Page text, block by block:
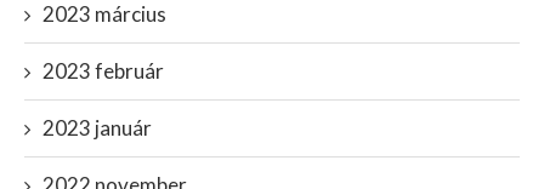
2023 március
2023 február
2023 január